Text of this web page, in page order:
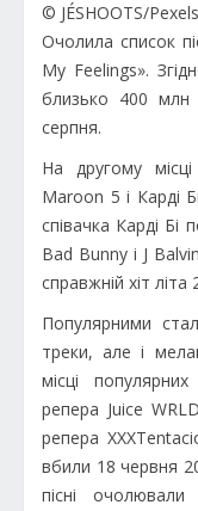
© JÉSHOOTS/Pexels
Очолила список
My Feelings».
близько 400 млн
серпня.
На другому
Maroon 5 і Карді
співачка Карді Бі
Bad Bunny і J
справжній хіт літа
Популярними
треки, але і
місці
репера Juice
репера
вбили 18 червня
пісні